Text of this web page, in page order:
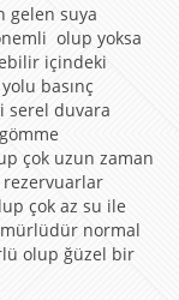
gelen suya
olup yoksa
içindeki
basınç
serel duvara
çok uzun zaman
çok az su ile
normal
olup ğüzel bir